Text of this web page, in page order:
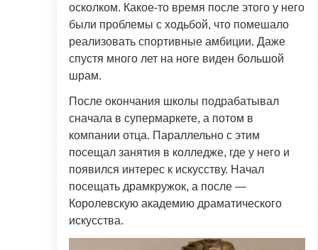
осколком. Какое-то время после этого у него
были проблемы с ходьбой, что помешало
реализовать спортивные амбиции. Даже
спустя много лет на ноге виден большой
шрам.
После окончания школы подрабатывал
сначала в супермаркете, а потом в
компании отца. Параллельно с этим
посещал занятия в колледже, где у него и
появился интерес к искусству. Начал
посещать драмкружок, а после —
Королевскую академию драматического
искусства.